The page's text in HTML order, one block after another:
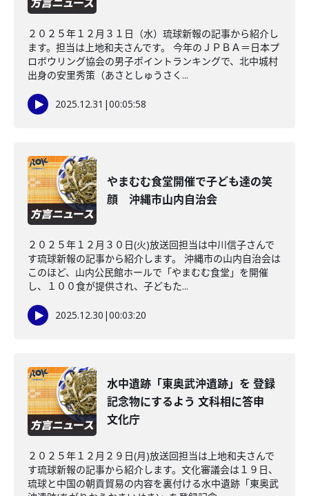
２０２５年１２月３１日（水）琉球新報の記事から紹介し
ます。担当は上地和夫さんです。 今年のＪＰＢＡ＝日本プ
ロボウリング協会の男子ポイントランキングで、北中城村
出身の安里秀策（あさとしゅうさく...
2025.12.31 |00:05:58
やまむむ食堂開催で子ども達の笑
顔 沖縄市山内自治会
２０２５年１２月３０日(火)放送回担当は中川信子さんで
す琉球新報の記事から紹介します。 沖縄市の山内自治会は
このほど、山内公民館ホールで「やまむむ食堂」を開催
し、１００食が提供され、子どもた...
2025.12.30 |00:03:20
水中遺跡「東奥武沖遺跡」を 登録
記念物にするよう 文科相に答申
文化庁
２０２５年１２月２９日(月)放送回担当は上地和夫さんで
す琉球新報の記事から紹介します。文化審議会は１９日、
琉球と中国の朝貢貿易の内容を裏付ける水中遺跡「東奥武